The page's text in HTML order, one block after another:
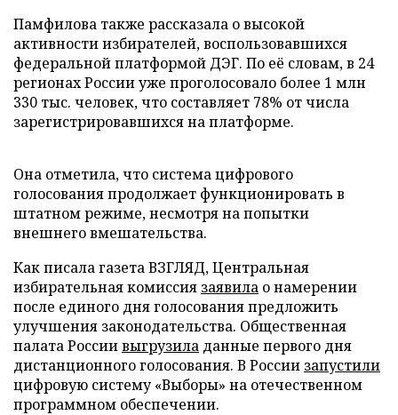
Памфилова также рассказала о высокой
активности избирателей, воспользовавшихся
федеральной платформой ДЭГ. По её словам, в 24
регионах России уже проголосовало более 1 млн
330 тыс. человек, что составляет 78% от числа
зарегистрировавшихся на платформе.
Она отметила, что система цифрового
голосования продолжает функционировать в
штатном режиме, несмотря на попытки
внешнего вмешательства.
Как писала газета ВЗГЛЯД, Центральная
избирательная комиссия заявила о намерении
после единого дня голосования предложить
улучшения законодательства. Общественная
палата Россиивыгрузила данные первого дня
дистанционного голосования. В России запустили
цифровую систему «Выборы» на отечественном
программном обеспечении.